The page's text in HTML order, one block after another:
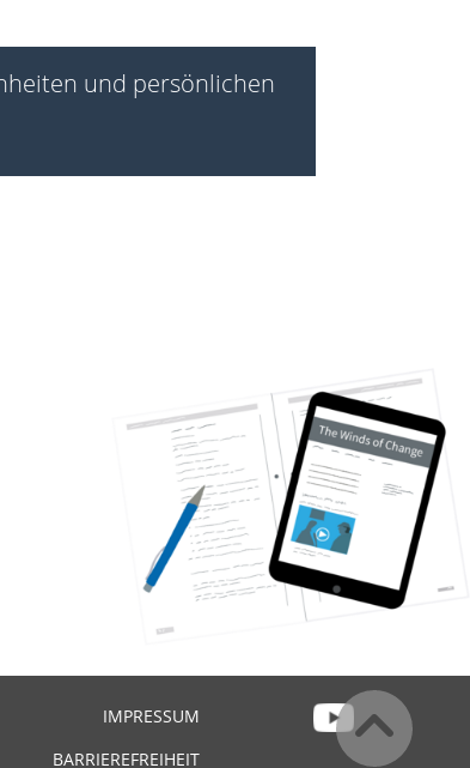
und persönlichen
IMPRESSUM
BARRIEREFREIHEIT